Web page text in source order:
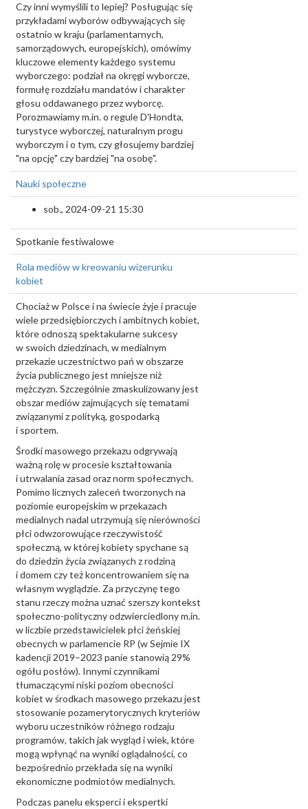
Czy inni wymyślili to lepiej? Posługując się
przykładami wyborów odbywających się
ostatnio w kraju (parlamentarnych,
samorządowych, europejskich), omówimy
kluczowe elementy każdego systemu
wyborczego: podział na okręgi wyborcze,
formułę rozdziału mandatów i charakter
głosu oddawanego przez wyborcę.
Porozmawiamy m.in. o regule D'Hondta,
turystyce wyborczej, naturalnym progu
wyborczym i o tym, czy głosujemy bardziej
"na opcję" czy bardziej "na osobę".
Nauki społeczne
sob., 2024-09-21 15:30
Spotkanie festiwalowe
Rola mediów w kreowaniu wizerunku
kobiet
Chociaż w Polsce i na świecie żyje i pracuje
wiele przedsiębiorczych i ambitnych kobiet,
które odnoszą spektakularne sukcesy
w swoich dziedzinach, w medialnym
przekazie uczestnictwo pań w obszarze
życia publicznego jest mniejsze niż
mężczyzn. Szczególnie zmaskulizowany jest
obszar mediów zajmujących się tematami
związanymi z polityką, gospodarką
i sportem.
Środki masowego przekazu odgrywają
ważną rolę w procesie kształtowania
i utrwalania zasad oraz norm społecznych.
Pomimo licznych zaleceń tworzonych na
poziomie europejskim w przekazach
medialnych nadal utrzymują się nierówności
płci odwzorowujące rzeczywistość
społeczną, w której kobiety spychane są
do dziedzin życia związanych z rodziną
i domem czy też koncentrowaniem się na
własnym wyglądzie. Za przyczynę tego
stanu rzeczy można uznać szerszy kontekst
społeczno-polityczny odzwierciedlony m.in.
w liczbie przedstawicielek płci żeńskiej
obecnych w parlamencie RP (w Sejmie IX
kadencji 2019–2023 panie stanowią 29%
ogółu posłów). Innymi czynnikami
tłumaczącymi niski poziom obecności
kobiet w środkach masowego przekazu jest
stosowanie pozamerytorycznych kryteriów
wyboru uczestników różnego rodzaju
programów, takich jak wygląd i wiek, które
mogą wpłynąć na wyniki oglądalności, co
bezpośrednio przekłada się na wyniki
ekonomiczne podmiotów medialnych.
Podczas panelu eksperci i ekspertki